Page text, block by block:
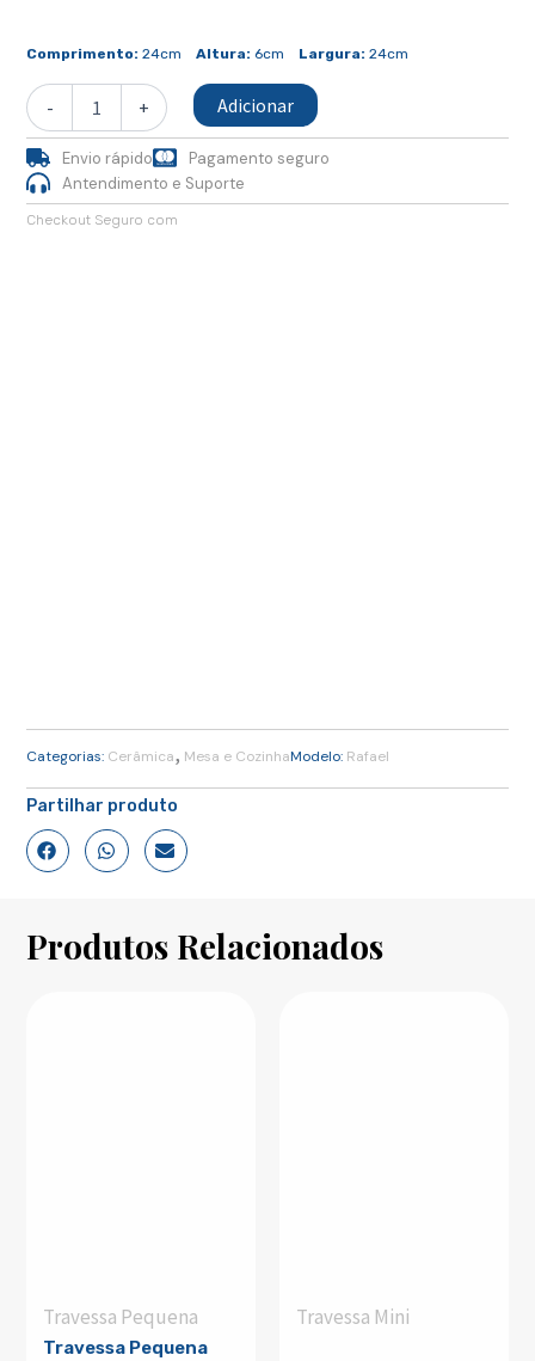
Comprimento: 24cm Altura: 6cm Largura: 24cm
-
Prato
Sobremesa
Azulejo
+ Adicionar
Envio rápido
Pagamento seguro
Antendimento e Suporte
Checkout Seguro com
Categorias: Cerâmica, Mesa e CozinhaModelo: Rafael
Partilhar produto
Produtos Relacionados
Travessa Pequena
Travessa Pequena
Travessa Mini